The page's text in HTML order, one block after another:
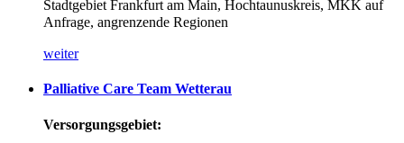
Stadtgebiet Frankfurt am Main, Hochtaunuskreis, MKK auf
Anfrage, angrenzende Regionen
weiter
Palliative Care Team Wetterau
Versorgungsgebiet: